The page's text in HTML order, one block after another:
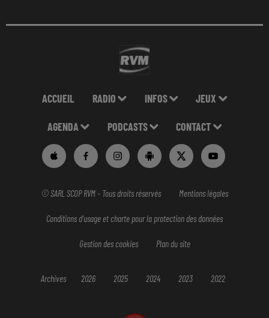
ACCUEIL RADIO INFOS JEUX
AGENDA PODCASTS CONTACT
© SARL SCOP RVM - Tous droits réservés Mentions légales
Conditions d'usage et charte pour la protection des données
Gestion des cookies Plan du site
Archives 2026 2025 2024 2023 2022